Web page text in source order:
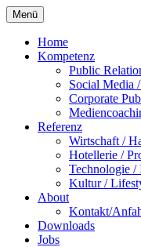
Menü Zum
Inhalt
springen
Home
Kompetenz
Public
Social Media
Corporate
Referenz
Wirtschaft /
Hotellerie /
Technologie /
Kultur /
About
Kontakt/
Downloads
Jobs